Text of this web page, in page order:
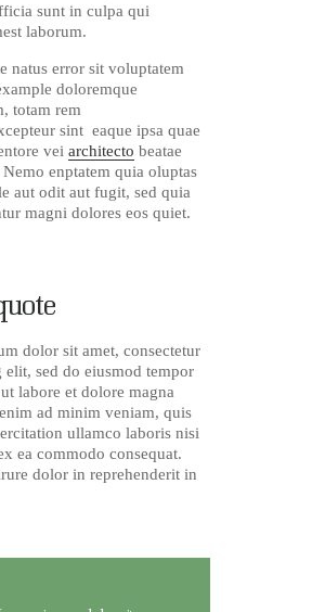
sunt in culpa qui
laborum.
natus error sit voluptatem
doloremque
totam rem
sint eaque ipsa quae
vei architecto beatae
enptatem quia oluptas
aut odit aut fugit, sed quia
magni dolores eos quiet.
dolor sit amet, consectetur
elit, sed do eiusmod tempor
labore et dolore magna
ad minim veniam, quis
ullamco laboris nisi
ea commodo consequat.
dolor in reprehenderit in